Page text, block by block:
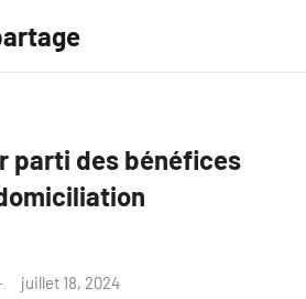
parti des bénéfices
juillet 18, 2024